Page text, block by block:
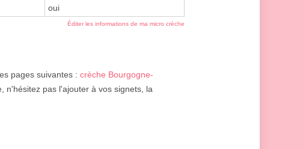
oui
Éditer les informations de ma micro crèche
pages suivantes : crèche Bourgogne-
n'hésitez pas l'ajouter à vos signets, la